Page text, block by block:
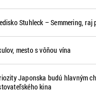
Stuhleck – Semmering, raj
mesto s vôňou vína
Japonska budú hlavným
kina